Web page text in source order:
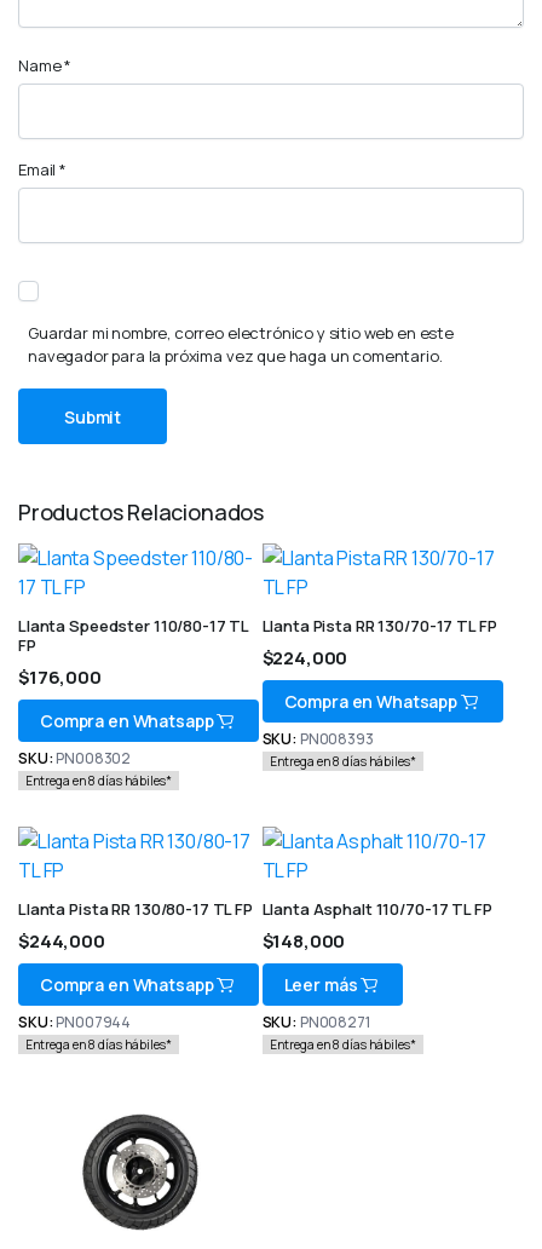
Name*
Email*
Guardar mi nombre, correo electrónico y sitio web en este
navegador para la próxima vez que haga un comentario.
Productos Relacionados
Llanta Speedster 110/80-17 TL
FP
$176,000
Compra en Whatsapp
SKU: PN008302
Entrega en 8 días hábiles*
Llanta Pista RR 130/70-17 TL FP
$224,000
Compra en Whatsapp
SKU: PN008393
Entrega en 8 días hábiles*
Llanta Pista RR 130/80-17 TL FP
$244,000
Compra en Whatsapp
SKU: PN007944
Entrega en 8 días hábiles*
Llanta Asphalt 110/70-17 TL FP
$148,000
Leer más
SKU: PN008271
Entrega en 8 días hábiles*